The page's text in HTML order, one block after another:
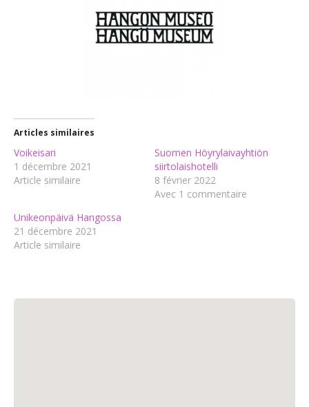
Articles similaires
Voikeisari
1 décembre 2021
Article similaire
Suomen Höyrylaivayhtiön
siirtolaishotelli
8 février 2022
Avec 1 commentaire
Unikeonpäivä Hangossa
21 décembre 2021
Article similaire